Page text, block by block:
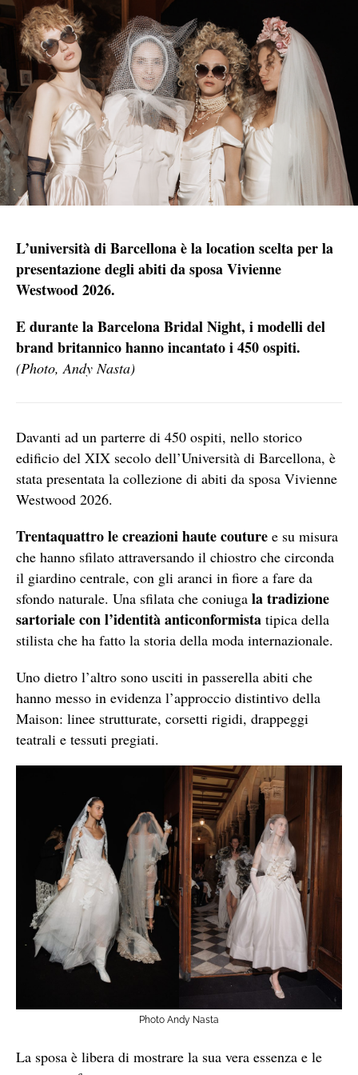
L’università di Barcellona è la location scelta per la
presentazione degli abiti da sposa Vivienne
Westwood 2026.
E durante la Barcelona Bridal Night, i modelli del
brand britannico hanno incantato i 450 ospiti.
(Photo, Andy Nasta)
Davanti ad un parterre di 450 ospiti, nello storico
edificio del XIX secolo dell’Università di Barcellona, è
stata presentata la collezione di abiti da sposa Vivienne
Westwood 2026.
Trentaquattro le creazioni haute couture e su misura
che hanno sfilato attraversando il chiostro che circonda
il giardino centrale, con gli aranci in fiore a fare da
sfondo naturale. Una sfilata che coniuga la tradizione
sartoriale con l’identità anticonformista tipica della
stilista che ha fatto la storia della moda internazionale.
Uno dietro l’altro sono usciti in passerella abiti che
hanno messo in evidenza l’approccio distintivo della
Maison: linee strutturate, corsetti rigidi, drappeggi
teatrali e tessuti pregiati.
Photo Andy Nasta
La sposa è libera di mostrare la sua vera essenza e le